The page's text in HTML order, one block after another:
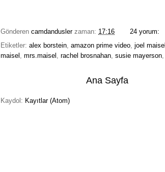
Gönderen camdandusler zaman: 17:16
24 yorum:
Etiketler: alex borstein, amazon prime video, joel maisel
maisel , mrs.maisel , rachel brosnahan, susie mayerson,
Ana Sayfa
Kaydol: Kayıtlar (Atom)